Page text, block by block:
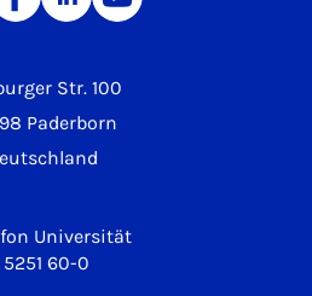
Str. 100
Paderborn
Universität
60-0